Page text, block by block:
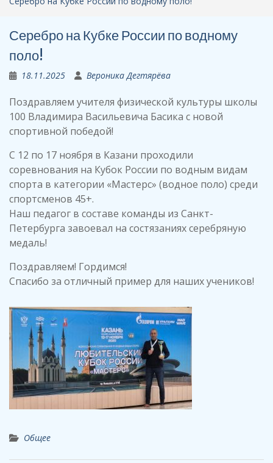
Серебро на Кубке России по водному
поло!
18.11.2025 Вероника Дегтярёва
Поздравляем учителя физической культуры школы
100 Владимира Васильевича Басика с новой
спортивной победой!
С 12 по 17 ноября в Казани проходили
соревнования на Кубок России по водным видам
спорта в категории «Мастерс» (водное поло) среди
спортсменов 45+.
Наш педагог в составе команды из Санкт-
Петербурга завоевал на состязаниях серебряную
медаль!
Поздравляем! Гордимся!
Спасибо за отличный пример для наших учеников!
Общее